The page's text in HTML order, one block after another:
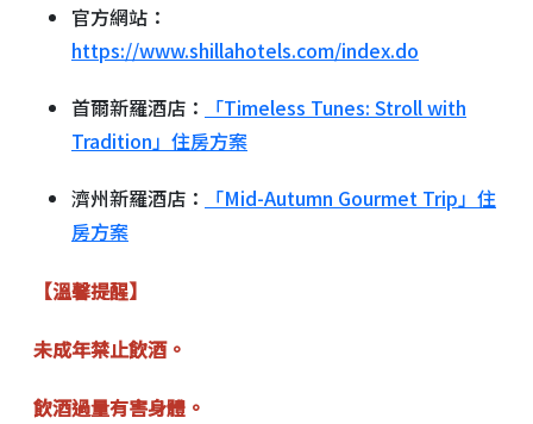
官方網站：
https://www.shillahotels.com/index.do
首爾新羅酒店：
「Timeless Tunes: Stroll with
Tradition」住房方案
濟州新羅酒店：
「Mid-Autumn Gourmet Trip」住
房方案
【溫馨提醒】
未成年禁止飲酒。
飲酒過量有害身體。